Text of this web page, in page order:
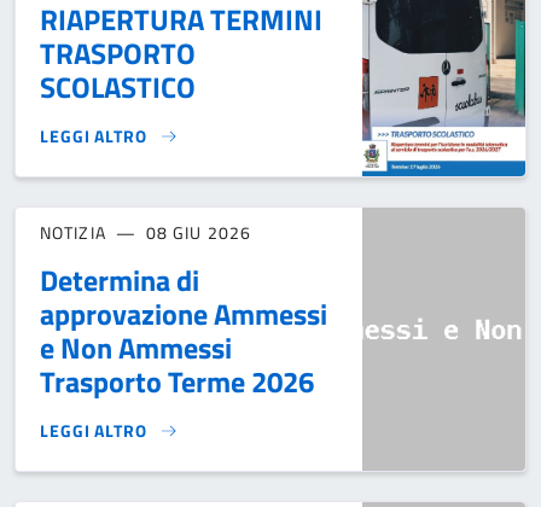
RIAPERTURA TERMINI
TRASPORTO
SCOLASTICO
LEGGI ALTRO
RIAPERTURA TERMINI TRASPORTO SCOLASTICO}
NOTIZIA 08 GIU 2026
Determina di
approvazione Ammessi
e Non Ammessi
Trasporto Terme 2026
LEGGI ALTRO
DETERMINA DI APPROVAZIONE AMMESSI E NON AMMESSI